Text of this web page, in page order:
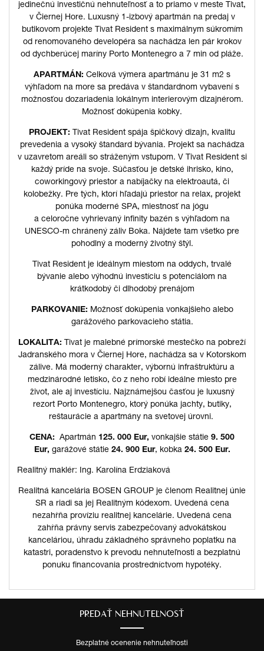
jedinečnú investičnú nehnuteľnosť a to priamo v meste Tivat,
v Čiernej Hore. Luxusný 1-izbový apartmán na predaj v
butikovom projekte Tivat Resident s maximálnym súkromím
od renomovaného developéra sa nachádza len pár krokov
od dychberúcej maríny Porto Montenegro a 7 min od pláže.
APARTMÁN: Celková výmera apartmánu je 31 m2 s
výhľadom na more sa predáva v štandardnom vybavení s
možnosťou dozariadenia lokálnym interierovým dizajnérom.
Možnosť dokúpenia kobky.
PROJEKT: Tivat Resident spája špičkový dizajn, kvalitu
prevedenia a vysoký štandard bývania. Projekt sa nachádza
v uzavretom areáli so stráženým vstupom. V Tivat Resident si
každý príde na svoje. Súčasťou je detské ihrisko, kino,
coworkingový priestor a nabíjačky na elektroautá, či
kolobežky. Pre tých, ktorí hľadajú priestor na relax, projekt
ponúka moderné SPA, miestnosť na jógu
a celoročne vyhrievaný infinity bazén s výhľadom na
UNESCO-m chránený záliv Boka. Nájdete tam všetko pre
pohodlný a moderný životný štýl.
Tivat Resident je ideálnym miestom na oddych, trvalé
bývanie alebo výhodnú investíciu s potenciálom na
krátkodobý či dlhodobý prenájom
PARKOVANIE: Možnosť dokúpenia vonkajšieho alebo
garážového parkovacieho státia.
LOKALITA: Tivat je malebné prímorské mestečko na pobreží
Jadranského mora v Čiernej Hore, nachádza sa v Kotorskom
zálive. Má moderný charakter, výbornú infraštruktúru a
medzinárodné letisko, čo z neho robí ideálne miesto pre
život, ale aj investíciu. Najznámejšou časťou je luxusný
rezort Porto Montenegro, ktorý ponúka jachty, butiky,
reštaurácie a apartmány na svetovej úrovni.
CENA: Apartmán 125. 000 Eur, vonkajšie státie 9. 500
Eur, garážové státie24. 900 Eur, kobka 24. 500 Eur.
Realitný maklér: Ing. Karolína Erdziaková
Realitná kancelária BOSEN GROUP je členom Realitnej únie
SR a riadi sa jej Realitným kódexom. Uvedená cena
nezahŕňa províziu realitnej kancelárie. Uvedená cena
zahŕňa právny servis zabezpečovaný advokátskou
kanceláriou, úhradu základného správneho poplatku na
katastri, poradenstvo k prevodu nehnuteľnosti a bezplatnú
ponuku financovania prostredníctvom hypotéky.
PREDAŤ NEHNUTEĽNOSŤ
Bezplatné ocenenie nehnuteľnosti